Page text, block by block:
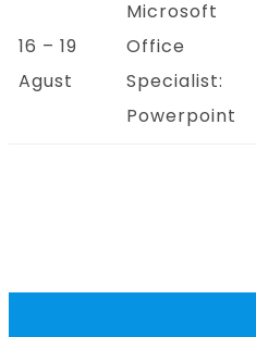
16 – 19
Agust
Microsoft
Office
Specialist:
Powerpoint